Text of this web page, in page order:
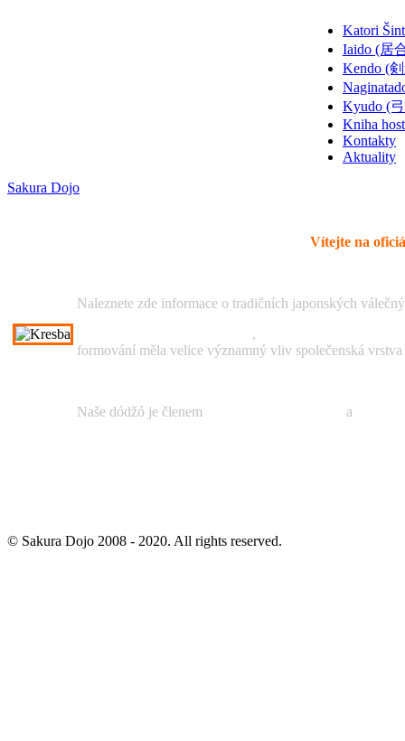
Katori
Iaido (居
Kendo (
Kyudo (
Kniha
Kontakty
Aktuality
Sakura Dojo
Vítejte na
Naleznete zde informace o tradičních japonských
,
formování měla velice významný vliv společenská vrstva
Naše dódžó je členem a
© Sakura Dojo 2008 - 2020. All rights reserved.